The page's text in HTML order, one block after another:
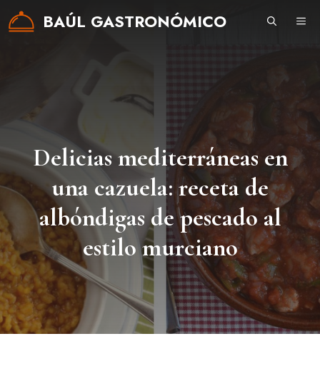
Saltar
BAÚL GASTRONÓMICO
Delicias mediterráneas en
una cazuela: receta de
albóndigas de pescado al
estilo murciano